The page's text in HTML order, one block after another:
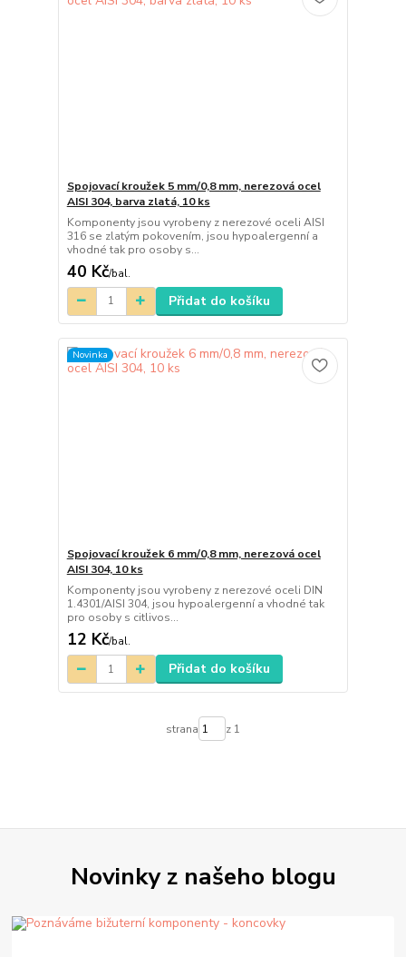
Spojovací kroužek 5 mm/0,8 mm, nerezová ocel
AISI 304, barva zlatá, 10 ks
Komponenty jsou vyrobeny z nerezové oceli AISI
316 se zlatým pokovením, jsou hypoalergenní a
vhodné tak pro osoby s...
40 Kč/bal.
Přidat do košíku
Novinka
Spojovací kroužek 6 mm/0,8 mm, nerezová ocel
AISI 304, 10 ks
Komponenty jsou vyrobeny z nerezové oceli DIN
1.4301/AISI 304, jsou hypoalergenní a vhodné tak
pro osoby s citlivos...
12 Kč/bal.
Přidat do košíku
strana z 1
Novinky z našeho blogu